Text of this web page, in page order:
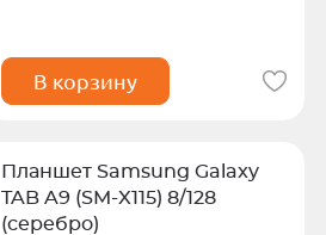
В корзину
Планшет Samsung Galaxy
TAB A9 (SM-X115) 8/128
(серебро)